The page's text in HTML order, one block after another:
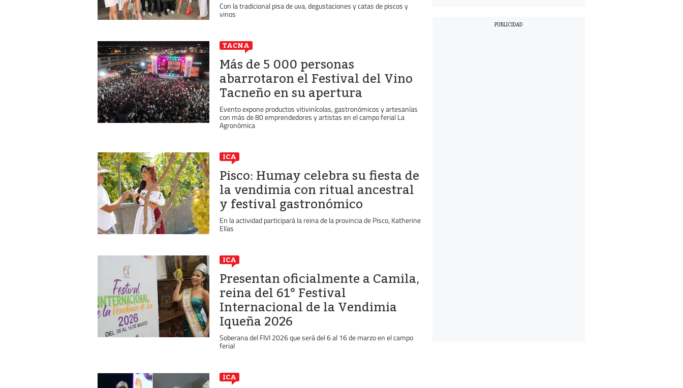
Con la tradicional pisa de uva, degustaciones y catas de piscos y
vinos
TACNA
Más de 5 000 personas
abarrotaron el Festival del Vino
Tacneño en su apertura
Evento expone productos vitivinícolas, gastronómicos y artesanías
con más de 80 emprendedores y artistas en el campo ferial La
Agronómica
ICA
Pisco: Humay celebra su fiesta de
la vendimia con ritual ancestral
y festival gastronómico
En la actividad participará la reina de la provincia de Pisco, Katherine
Elías
ICA
Presentan oficialmente a Camila,
reina del 61° Festival
Internacional de la Vendimia
Iqueña 2026
Soberana del FIVI 2026 que será del 6 al 16 de marzo en el campo
ferial
ICA